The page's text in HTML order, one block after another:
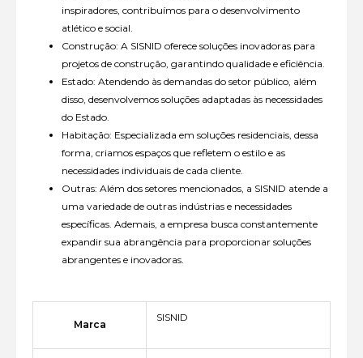
inspiradores, contribuímos para o desenvolvimento
atlético e social.
Construção: A SISNID oferece soluções inovadoras para
projetos de construção, garantindo qualidade e eficiência.
Estado: Atendendo às demandas do setor público, além
disso, desenvolvemos soluções adaptadas às necessidades
do Estado.
Habitação: Especializada em soluções residenciais, dessa
forma, criamos espaços que refletem o estilo e as
necessidades individuais de cada cliente.
Outras: Além dos setores mencionados, a SISNID atende a
uma variedade de outras indústrias e necessidades
específicas. Ademais, a empresa busca constantemente
expandir sua abrangência para proporcionar soluções
abrangentes e inovadoras.
Marca
SISNID